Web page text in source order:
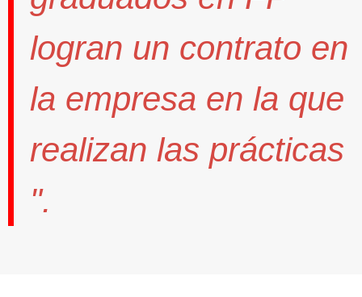
logran un contrato en
la empresa en la que
realizan las prácticas
".